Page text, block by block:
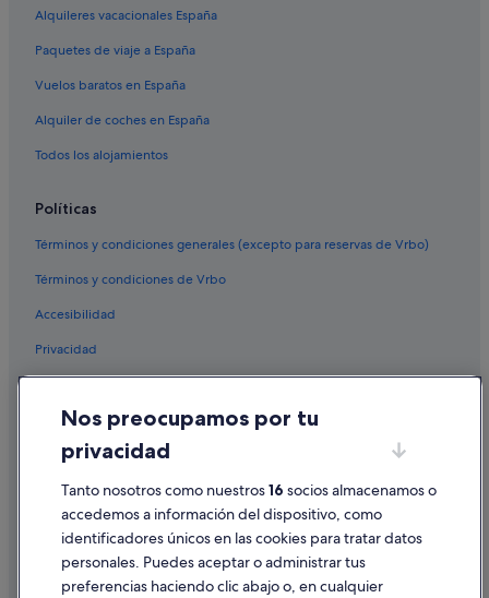
Alquileres vacacionales España
Paquetes de viaje a España
Vuelos baratos en España
Alquiler de coches en España
Todos los alojamientos
Políticas
Términos y condiciones generales (excepto para reservas de Vrbo)
Términos y condiciones de Vrbo
Accesibilidad
Privacidad
Cookies
Condiciones de uso
Información legal/contacto
Pautas sobre el contenido y cómo denunciar contenido
Ayuda
Nos preocupamos por tu
privacidad
Tanto nosotros como nuestros16 socios almacenamos o
accedemos a información del dispositivo, como
identificadores únicos en las cookies para tratar datos
personales. Puedes aceptar o administrar tus
preferencias haciendo clic abajo o, en cualquier